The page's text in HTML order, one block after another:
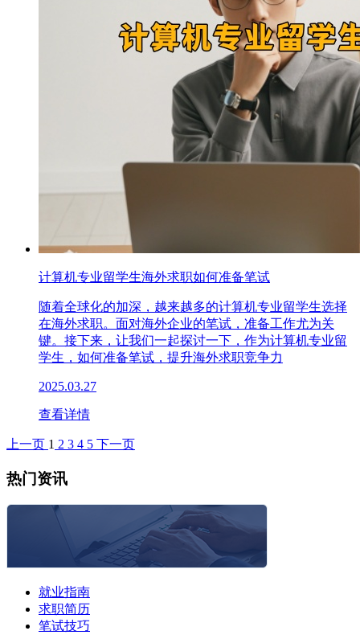
计算机专业留学生海外求职如何准备笔试
随着全球化的加深，越来越多的计算机专业留学生选择
在海外求职。面对海外企业的笔试，准备工作尤为关
键。接下来，让我们一起探讨一下，作为计算机专业留
学生，如何准备笔试，提升海外求职竞争力
2025.03.27
查看详情
上一页 1 2 3 4 5 下一页
热门资讯
就业指南
求职简历
笔试技巧